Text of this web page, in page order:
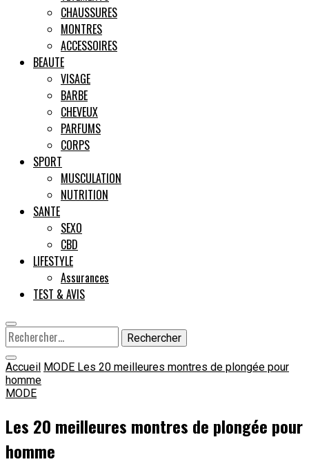
Pas si
Male
CHAUSSURES
MONTRES
ACCESSOIRES
BEAUTE
VISAGE
BARBE
CHEVEUX
PARFUMS
CORPS
SPORT
MUSCULATION
NUTRITION
SANTE
SEXO
CBD
LIFESTYLE
Assurances
TEST & AVIS
Rechercher :
Accueil MODE Les 20 meilleures montres de plongée pour
homme
MODE
Les 20 meilleures montres de plongée pour
homme